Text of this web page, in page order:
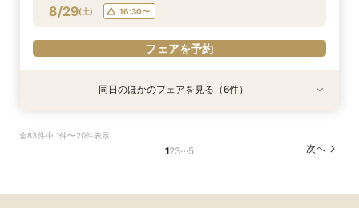
フェアを予約
フェアを予約
フェアを予約
8/29(土)
16:30〜
フェアを予約
衣装試着 特典あり
8/29
わかる*和牛試食付
8/29
見学会
衣装試着 特典あり
8/29
和牛試食付
衣装試着 特典あり
8/29
シュラン逸品試食
8/29
*聞きたいことだけ
衣装試着 特典あり
8/29
ンペーン／BIGフェア
同日のほかのフェアを見る（6件）
全83件中 1件〜20件表示
123…5 次へ